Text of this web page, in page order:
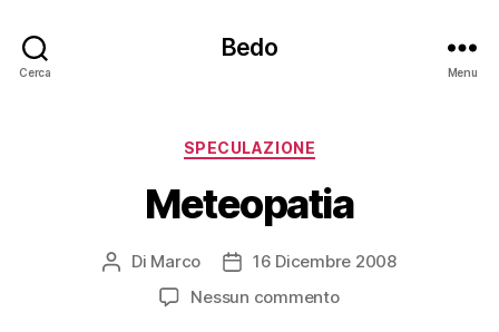
Cerca
Bedo
Menu
Categorie
SPECULAZIONE
Meteopatia
Autore
articolo
Di Marco
Data16 Dicembre 2008
Nessun commentosu